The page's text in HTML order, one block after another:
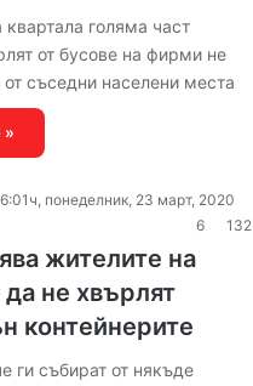
голяма част
от бусове на фирми не
съседни населени места
»
понеделник, 23 март, 2020
6
132
жителите на
не хвърлят
контейнерите
ги събират от някъде